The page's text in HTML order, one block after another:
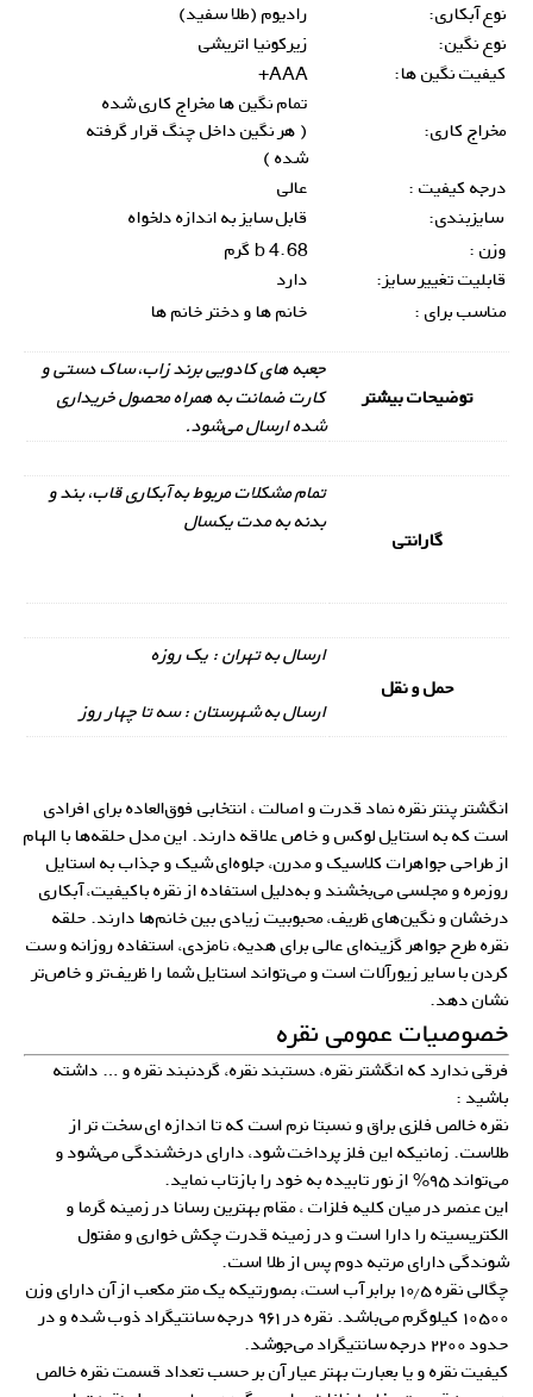
نوع آبکاری:
رادیوم (طلا سفید)
نوع نگین:
زیرکونیا اتریشی
کیفیت نگین ها:
AAA+
مخراج کاری:
تمام نگین ها مخراج کاری شده
( هر نگین داخل چنگ قرار گرفته
شده )
درجه کیفیت :
عالی
سایزبندی:
قابل سایز به اندازه دلخواه
وزن :
4.68 b گرم
قابلیت تغییر سایز:
دارد
مناسب برای :
خانم ها و دختر خانم ها
توضیحات بیشتر
جعبه های کادویی برند زاب، ساک دستی و
کارت ضمانت به همراه محصول خریداری
شده ارسال می‌شود.
گارانتی
تمام مشکلات مربوط به آبکاری قاب، بند و
بدنه به مدت یکسال
حمل و نقل
ارسال به تهران : یک روزه
ارسال به شهرستان : سه تا چهار روز
انگشتر پنتر نقره نماد قدرت و اصالت ، انتخابی فوق‌العاده برای افرادی
است که به استایل لوکس و خاص علاقه دارند. این مدل حلقه‌ها با الهام
از طراحی جواهرات کلاسیک و مدرن، جلوه‌ای شیک و جذاب به استایل
روزمره و مجلسی می‌بخشند و به‌دلیل استفاده از نقره باکیفیت، آبکاری
درخشان و نگین‌های ظریف، محبوبیت زیادی بین خانم‌ها دارند. حلقه
نقره طرح جواهر گزینه‌ای عالی برای هدیه، نامزدی، استفاده روزانه و ست
کردن با سایر زیورآلات است و می‌تواند استایل شما را ظریف‌تر و خاص‌تر
نشان دهد.
خصوصیات عمومی نقره
فرقی ندارد که انگشتر نقره، دستبند نقره، گردنبند نقره و … داشته
باشید :
نقره خالص فلزی براق و نسبتا نرم است که تا اندازه ای سخت تر از
طلاست. زمانیکه این فلز پرداخت شود، دارای درخشندگی می‌شود و
می‌تواند ۹۵% از نور تابیده به خود را بازتاب نماید.
این عنصر در میان کلیه فلزات ، مقام بهترین رسانا در زمینه گرما و
الکتریسیته را دارا است و در زمینه قدرت چکش خواری و مفتول
شوندگی دارای مرتبه دوم پس از طلا است.
چگالی نقره ۱۰٫۵ برابر آب است، بصورتیکه یک متر مکعب از آن دارای وزن
۱۰۵۰۰ کیلوگرم می‌باشد. نقره در ۹۶۱ درجه سانتیگراد ذوب شده و در
حدود ۲۲۰۰ درجه سانتیگراد می‌جوشد.
کیفیت نقره و یا بعبارت بهتر عیار آن بر حسب تعداد قسمت نقره خالص